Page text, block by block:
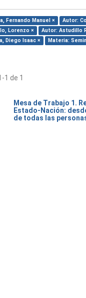
Fernando Manuel × Autor:
Lorenzo ×
Autor: Astudillo
Diego Isaac ×
Materia:
1 de 1
Mesa de Trabajo 1.
Estado-Nación:
de todas las